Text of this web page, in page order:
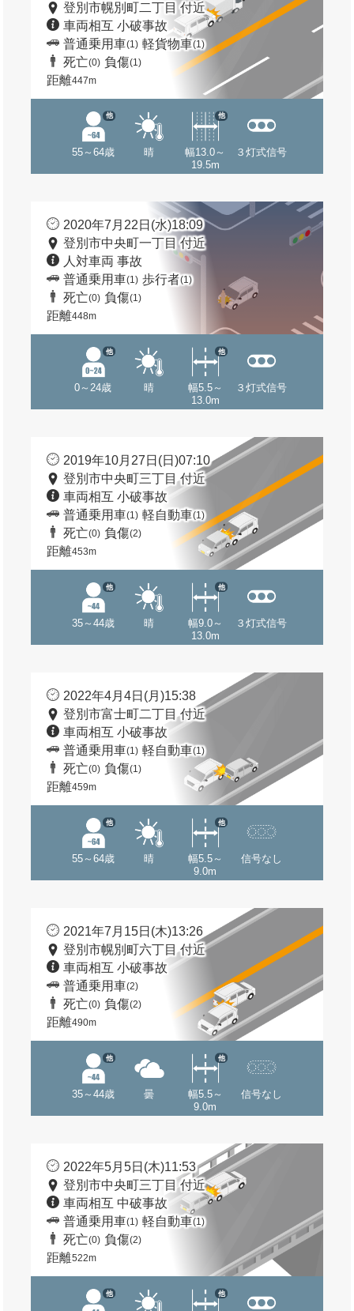
登別市幌別町二丁目 付近
車両相互 小破事故
普通乗用車(1) 軽貨物車(1)
死亡(0) 負傷(1)
距離447m
55～64歳
他
晴
幅13.0～
19.5m
他
３灯式信号
2020年7月22日(水)18:09
登別市中央町一丁目 付近
人対車両 事故
普通乗用車(1) 歩行者(1)
死亡(0) 負傷(1)
距離448m
0～24歳
他
晴
幅5.5～
13.0m
他
３灯式信号
2019年10月27日(日)07:10
登別市中央町三丁目 付近
車両相互 小破事故
普通乗用車(1) 軽自動車(1)
死亡(0) 負傷(2)
距離453m
35～44歳
他
晴
幅9.0～
13.0m
他
３灯式信号
2022年4月4日(月)15:38
登別市富士町二丁目 付近
車両相互 小破事故
普通乗用車(1) 軽自動車(1)
死亡(0) 負傷(1)
距離459m
55～64歳
他
晴
幅5.5～
9.0m
他
信号なし
2021年7月15日(木)13:26
登別市幌別町六丁目 付近
車両相互 小破事故
普通乗用車(2)
死亡(0) 負傷(2)
距離490m
35～44歳
他
曇
幅5.5～
9.0m
他
信号なし
2022年5月5日(木)11:53
登別市中央町三丁目 付近
車両相互 中破事故
普通乗用車(1) 軽自動車(1)
死亡(0) 負傷(2)
距離522m
他 他